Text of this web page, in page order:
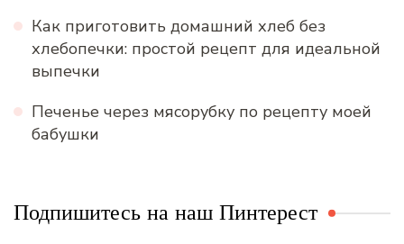
Как приготовить домашний хлеб без
хлебопечки: простой рецепт для идеальной
выпечки
Печенье через мясорубку по рецепту моей
бабушки
Подпишитесь на наш Пинтерест